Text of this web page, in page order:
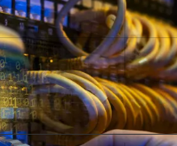
Valor de
la
propiedad